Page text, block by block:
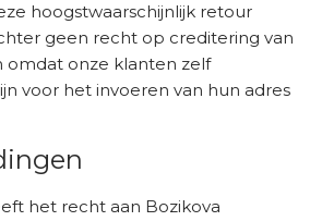
hoogstwaarschijnlijk retour
geen recht op creditering van
omdat onze klanten zelf
voor het invoeren van hun adres
het recht aan Bozikova